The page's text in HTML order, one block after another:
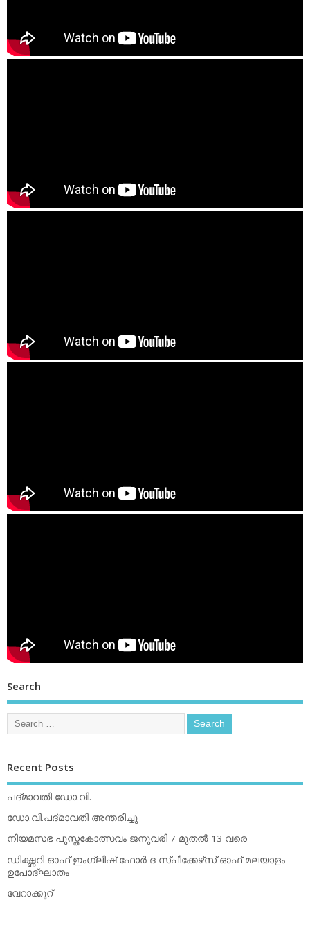
Search
Recent Posts
പദ്മാവതി ഡോ.വി.
ഡോ.വി.പദ്മാവതി അന്തരിച്ചു
നിയമസഭ പുസ്തകോത്സവം ജനുവരി 7 മുതല്‍ 13 വരെ
ഡിക്ഷ്ണറി ഓഫ് ഇംഗ്ലിഷ് ഫോര്‍ ദ സ്പീക്കേഴ്‌സ് ഓഫ് മലയാളം
ഉപോദ്ഘാതം
വേറാക്കൂറ്